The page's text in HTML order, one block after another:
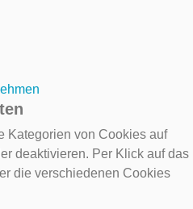
Kategorien von Cookies auf
deaktivieren. Per Klick auf das
die verschiedenen Cookies